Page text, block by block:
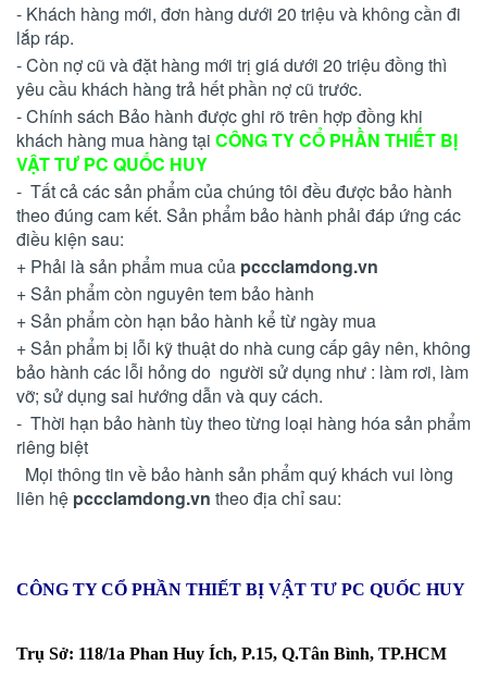
- Khách hàng mới, đơn hàng dưới 20 triệu và không cần đi
lắp ráp.
- Còn nợ cũ và đặt hàng mới trị giá dưới 20 triệu đồng thì
yêu cầu khách hàng trả hết phần nợ cũ trước.
- Chính sách Bảo hành được ghi rõ trên hợp đồng khi
khách hàng mua hàng tại CÔNG TY CỔ PHẦN THIẾT BỊ
VẬT TƯ PC QUỐC HUY
- Tất cả các sản phẩm của chúng tôi đều được bảo hành
theo đúng cam kết. Sản phẩm bảo hành phải đáp ứng các
điều kiện sau:
+ Phải là sản phẩm mua của pccclamdong.vn
+ Sản phẩm còn nguyên tem bảo hành
+ Sản phẩm còn hạn bảo hành kể từ ngày mua
+ Sản phẩm bị lỗi kỹ thuật do nhà cung cấp gây nên, không
bảo hành các lỗi hỏng do người sử dụng như : làm rơi, làm
vỡ; sử dụng sai hướng dẫn và quy cách.
- Thời hạn bảo hành tùy theo từng loại hàng hóa sản phẩm
riêng biệt
Mọi thông tin về bảo hành sản phẩm quý khách vui lòng
liên hệ pccclamdong.vn theo địa chỉ sau:
CÔNG TY CỔ PHẦN THIẾT BỊ VẬT TƯ PC QUỐC HUY
Trụ Sở: 118/1a Phan Huy Ích, P.15, Q.Tân Bình, TP.HCM